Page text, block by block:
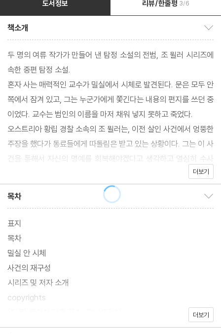
도서정보 리뷰/한줄평 3/6
책소개
두 명의 여류 작가가 만들어 낸 탐정 소설의 전범, 조 뮐러 시리즈에
속한 중편 탐정 소설.
혼자 사는 매력적인 교수가 밀실에서 시체로 발견된다. 문은 모두 안
쪽에서 잠겨 있고, 그는 누군가에게 쫓긴다는 내용의 편지를 쓰던 중
이었다. 교수는 범인의 이름을 마저 채워 넣지 못하고 죽었다.
오스트리아 황립 경찰 소속의 조 뮐러는, 이전 살인 사건에서 엉뚱한
주장을 했다가 동료들에게 따돌림은 받고 있는 상황이다. 그는 이 사
건을 통해서 자신의 명예를 회복해야겠다고 생각하고 열심히 수사
를 벌인다. 그런데, 그의 고질적인 약점 중 하나인, 범인에 대한 동정
심이 예기치 못한 결말을 가져오게 된다.
더보기
목차
표지
목차
밀실 안 시체
사건의 재구성
시리즈 및 저자 소개
copyrights
더보기